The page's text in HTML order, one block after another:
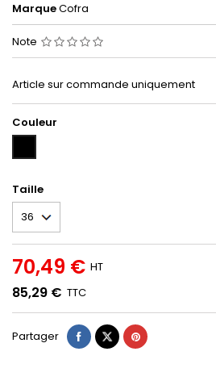
MarqueCofra
Note
Article sur commande uniquement
Couleur
(BR/NO/OR)
Taille
70,49 € HT
85,29 € TTC
Partager